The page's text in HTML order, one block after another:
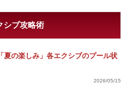
シブ攻略術
夏の楽しみ」各エクシブのプール状
2026/05/15